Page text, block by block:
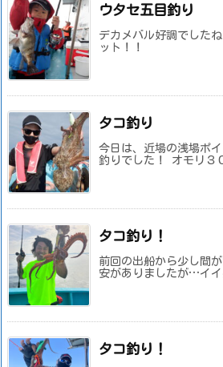
ウタセ五目釣り
デカメバル好調でした
ット！！
タコ釣り
今日は、近場の浅場ポ
釣りでした！ オモリ
タコ釣り！
前回の出船から少し間
安がありましたが…イ
タコ釣り！